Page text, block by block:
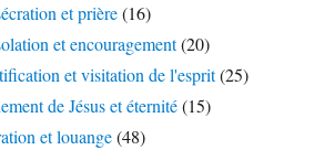
et prière(16)
et encouragement(20)
et visitation de l'esprit(25)
de Jésus et éternité(15)
et louange(48)